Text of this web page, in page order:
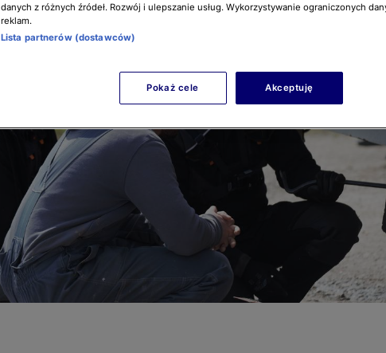
danych z różnych źródeł. Rozwój i ulepszanie usług. Wykorzystywanie ograniczonych
reklam.
Lista partnerów (dostawców)
Pokaż cele Akceptuję